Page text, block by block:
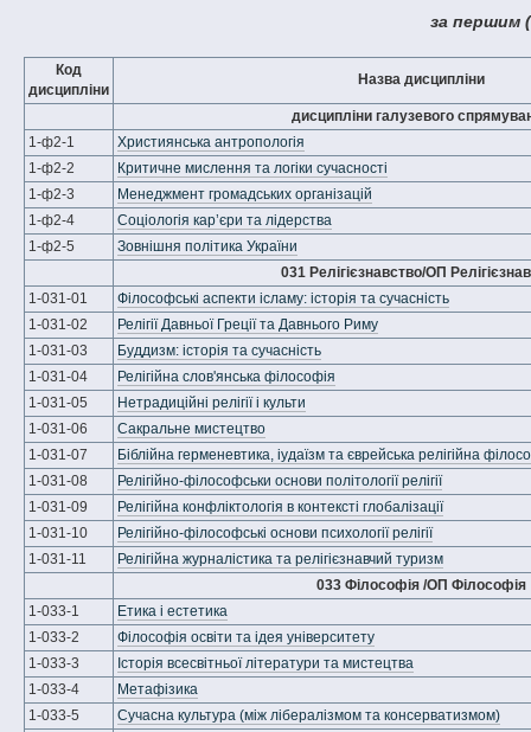
за першим
Код
дисципліни
Назва дисципліни
дисципліни галузевого
1-ф2-1
Християнська антропологія
1-ф2-2
Критичне мислення та логіки сучасності
1-ф2-3
Менеджмент громадських організацій
1-ф2-4
Соціологія кар’єри та лідерства
1-ф2-5
Зовнішня політика України
031 Релігієзнавство/ОП
1-031-01
Філософські аспекти ісламу: історія та сучасність
1-031-02
Релігії Давньої Греції та Давнього Риму
1-031-03
Буддизм: історія та сучасність
1-031-04
Релігійна слов'янська філософія
1-031-05
Нетрадиційні релігії і культи
1-031-06
Сакральне мистецтво
1-031-07
Біблійна герменевтика, іудаїзм та єврейська релігійна
1-031-08
Релігійно-філософськи основи політології релігії
1-031-09
Релігійна конфліктологія в контексті глобалізації
1-031-10
Релігійно-філософські основи психології релігії
1-031-11
Релігійна журналістика та релігієзнавчий туризм
033 Філософія /ОП Філософія
1-033-1
Етика і естетика
1-033-2
Філософія освіти та ідея університету
1-033-3
Історія всесвітньої літератури та мистецтва
1-033-4
Метафізика
1-033-5
Сучасна культура (між лібералізмом та консерватизмом)